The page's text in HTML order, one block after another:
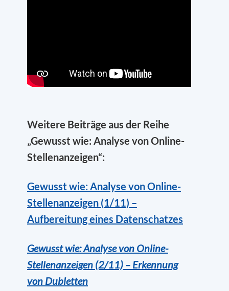
Weitere Beiträge aus der Reihe
„Gewusst wie: Analyse von Online-
Stellenanzeigen“:
Gewusst wie: Analyse von Online-
Stellenanzeigen (1/11) –
Aufbereitung eines Datenschatzes
Gewusst wie: Analyse von Online-
Stellenanzeigen (2/11) – Erkennung
von Dubletten